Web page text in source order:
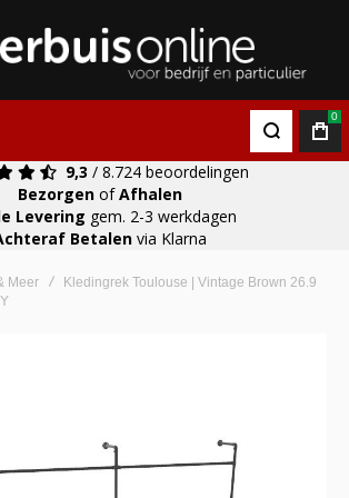
0
9,3 / 8.724 beoordelingen
Bezorgen ofAfhalen
Levering gem. 2-3 werkdagen
Betalen via Klarna
Meer
Kledingrek Toulouse | Vintage Brown 26.9